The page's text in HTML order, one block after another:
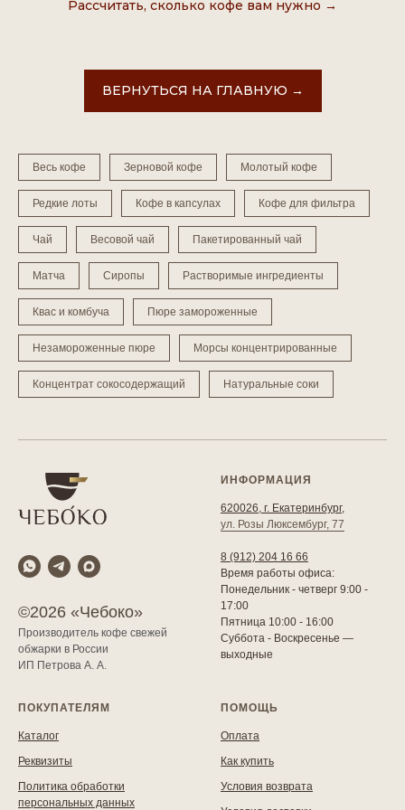
Рассчитать, сколько кофе вам нужно →
ВЕРНУТЬСЯ НА ГЛАВНУЮ →
Весь кофе Зерновой кофе Молотый кофе
Редкие лоты Кофе в капсулах Кофе для фильтра
Чай Весовой чай Пакетированный чай
Матча Сиропы Растворимые ингредиенты
Квас и комбуча Пюре замороженные
Незамороженные пюре Морсы концентрированные
Концентрат сокосодержащий Натуральные соки
©2026 «Чебоко»
Производитель кофе свежей
обжарки в России
ИП Петрова А. А.
ИНФОРМАЦИЯ
620026, г. Екатеринбург,
ул. Розы Люксембург, 77
8 (912) 204 16 66
Время работы офиса:
Понедельник - четверг 9:00 -
17:00
Пятница 10:00 - 16:00
Суббота - Воскресенье —
выходные
ПОКУПАТЕЛЯМ
Каталог
Реквизиты
Политика обработки
персональных данных
ПОМОЩЬ
Оплата
Как купить
Условия возврата